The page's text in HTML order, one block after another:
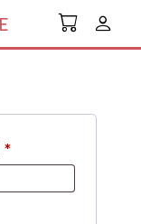
*Richiesto